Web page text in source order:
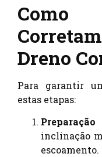
Dreno
Para garantir
estas etapas:
inclinação
escoamento.